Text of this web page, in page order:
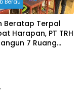
Beratap Terpal
Harapan, PT TRH
7 Ruang